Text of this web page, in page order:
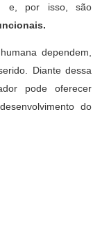
, e, por isso, são
humana dependem,
Diante dessa
pode oferecer
do